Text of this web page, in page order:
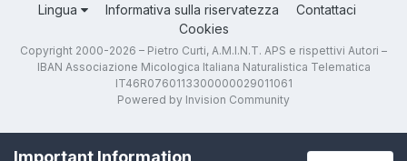
Lingua Informativa sulla riservatezza
Contattaci
Cookies
Copyright 2000-2026 – Pietro Curti, A.M.I.N.T. APS e rispettivi Autori –
IBAN Associazione Micologica Italiana Naturalistica Telematica
IT46R0760113300000029011061
Powered by Invision Community
Important Information